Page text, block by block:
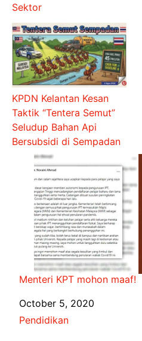
Sektor
KPDN Kelantan Kesan
Taktik “Tentera Semut”
Seludup Bahan Api
Bersubsidi di Sempadan
Menteri KPT mohon maaf!
Date
October 5, 2020
In relation to
Pendidikan